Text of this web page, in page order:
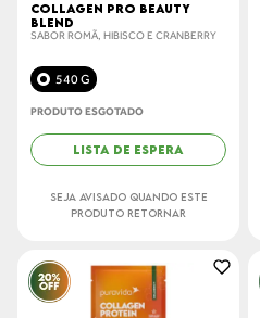
COLLAGEN PRO BEAUTY
BLEND
SABOR ROMÃ, HIBISCO E CRANBERRY
540 G
PRODUTO ESGOTADO
LISTA DE ESPERA
SEJA AVISADO QUANDO ESTE
PRODUTO RETORNAR